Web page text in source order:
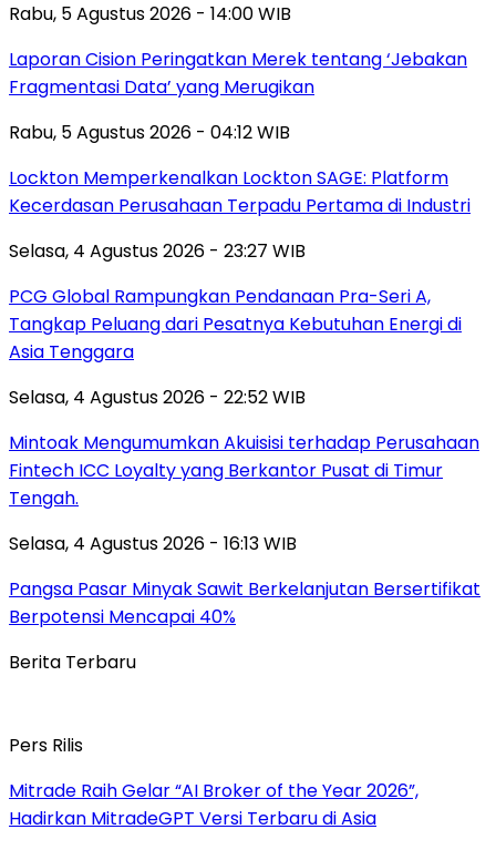
Rabu, 5 Agustus 2026 - 14:00 WIB
Laporan Cision Peringatkan Merek tentang ‘Jebakan
Fragmentasi Data’ yang Merugikan
Rabu, 5 Agustus 2026 - 04:12 WIB
Lockton Memperkenalkan Lockton SAGE: Platform
Kecerdasan Perusahaan Terpadu Pertama di Industri
Selasa, 4 Agustus 2026 - 23:27 WIB
PCG Global Rampungkan Pendanaan Pra-Seri A,
Tangkap Peluang dari Pesatnya Kebutuhan Energi di
Asia Tenggara
Selasa, 4 Agustus 2026 - 22:52 WIB
Mintoak Mengumumkan Akuisisi terhadap Perusahaan
Fintech ICC Loyalty yang Berkantor Pusat di Timur
Tengah.
Selasa, 4 Agustus 2026 - 16:13 WIB
Pangsa Pasar Minyak Sawit Berkelanjutan Bersertifikat
Berpotensi Mencapai 40%
Berita Terbaru
Pers Rilis
Mitrade Raih Gelar “AI Broker of the Year 2026”,
Hadirkan MitradeGPT Versi Terbaru di Asia